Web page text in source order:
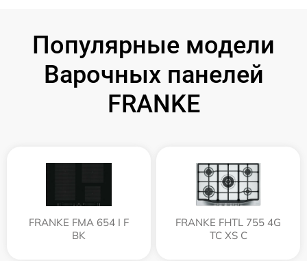
Популярные модели
Варочных панелей
FRANKE
FRANKE FMA 654 I F
BK
FRANKE FHTL 755 4G
TC XS C